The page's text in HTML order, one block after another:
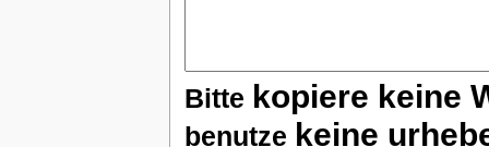
Bitte kopiere keine
benutze keine